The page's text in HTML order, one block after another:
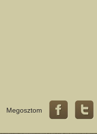
Megosztom